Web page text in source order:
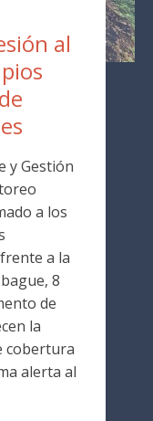
al
y Gestión
a los
a la
8
de
la
cobertura
alerta al